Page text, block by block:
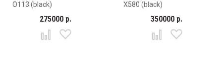
О113 (black)
275000 р.
X580 (black)
350000 р.